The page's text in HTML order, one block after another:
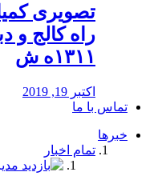
️تصویری
راه كالج و
۱۳۱۱ه ش
اکتبر 19, 2019
تماس با ما
خبرها
تمام اخبار